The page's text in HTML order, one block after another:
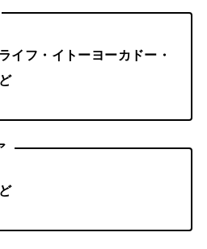
イフ・イトーヨーカドー・